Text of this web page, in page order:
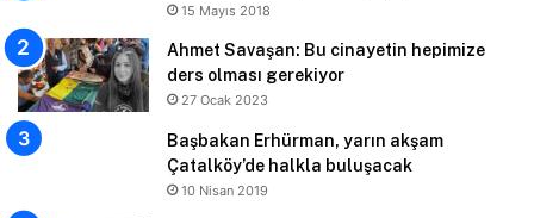
15 Mayıs 2018
Ahmet Savaşan: Bu cinayetin hepimize
ders olması gerekiyor
27 Ocak 2023
Başbakan Erhürman, yarın akşam
Çatalköy’de halkla buluşacak
10 Nisan 2019